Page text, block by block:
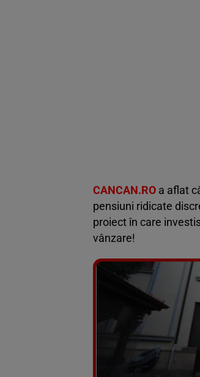
CANCAN.RO a aflat
pensiuni ridicate
proiect în care
vânzare!